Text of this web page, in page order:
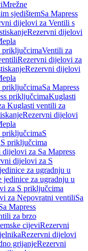
Mrežne
sjedištemSa Mapress
dijelovi za Ventili s
Rezervni dijelovi
priključcimaVentili za
Rezervni dijelovi za
Rezervni dijelovi
priključcimaSa Mapress
priključcimaKuglasti
Kuglasti ventili za
Rezervni dijelovi
priključcimaS
priključcima
dijelovi za Sa Mapress
dijelovi za S
za ugradnju u
za ugradnju u
za S priključcima
za Nepovratni ventiliSa
Mapress
za brzo
cijeviRezervni
Rezervni dijelovi
grijanjeRezervni